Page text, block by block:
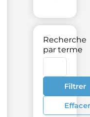
Recherche
par terme
Filtrer
Effacer